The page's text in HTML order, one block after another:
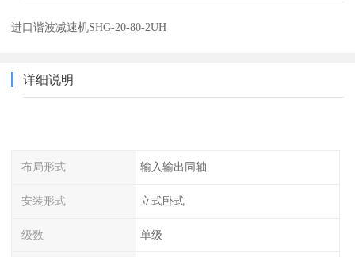
进口谐波减速机SHG-20-80-2UH
详细说明
布局形式 输入输出同轴
安装形式 立式卧式
级数 单级